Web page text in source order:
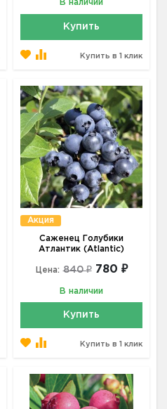
В наличии
Купить
Купить в 1 клик
Акция
Саженец Голубики
Атлантик (Atlantic)
Цена: 840 ₽ 780 ₽
В наличии
Купить
Купить в 1 клик